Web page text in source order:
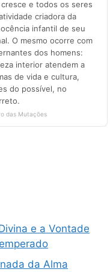
e a Vontade
da Alma